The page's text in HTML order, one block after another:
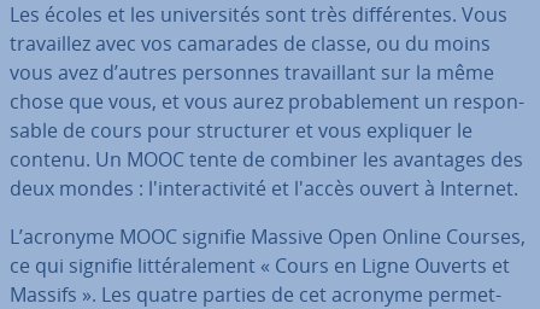
Les écoles et les uni­ver­si­tés sont très dif­fé­rentes. Vous
tra­vail­lez avec vos camarades de classe, ou du moins
vous avez d’autres personnes tra­vail­lant sur la même
chose que vous, et vous aurez pro­ba­ble­ment un res­pon­
sable de cours pour struc­tu­rer et vous expliquer le
contenu. Un MOOC tente de combiner les avantages des
deux mondes : l'in­te­rac­ti­vité et l'accès ouvert à Internet.
L’acronyme MOOC signifie Massive Open Online Courses,
ce qui signifie lit­té­ra­le­ment « Cours en Ligne Ouverts et
Massifs ». Les quatre parties de cet acronyme per­met­